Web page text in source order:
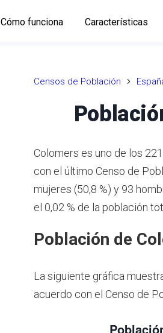
Cómo funciona Características
Censos de Población
Colomers es uno de los
con el último Censo de
mujeres (50,8 %) y 93
el 0,02 % de la población
Población de
La siguiente gráfica
acuerdo con el Censo de